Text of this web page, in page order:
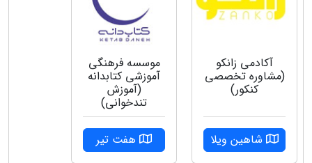
آکادمی زانکو
(مشاوره تخصصی
کنکور)
شاهین ویلا
موسسه فرهنگی
آموزشی کتابدانه
(آموزش
تندخوانی)
هفت تیر